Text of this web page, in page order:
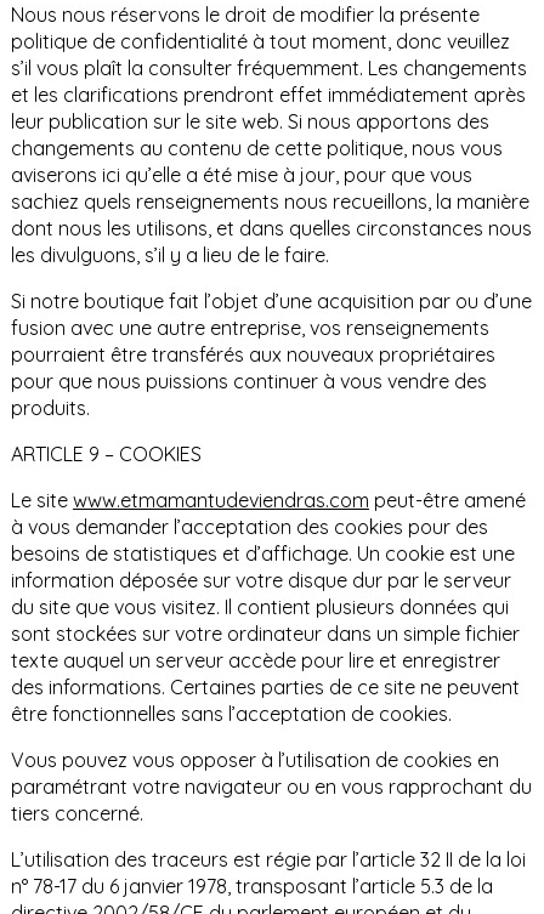
Nous nous réservons le droit de modifier la présente
politique de confidentialité à tout moment, donc veuillez
s’il vous plaît la consulter fréquemment. Les changements
et les clarifications prendront effet immédiatement après
leur publication sur le site web. Si nous apportons des
changements au contenu de cette politique, nous vous
aviserons ici qu’elle a été mise à jour, pour que vous
sachiez quels renseignements nous recueillons, la manière
dont nous les utilisons, et dans quelles circonstances nous
les divulguons, s’il y a lieu de le faire.
Si notre boutique fait l’objet d’une acquisition par ou d’une
fusion avec une autre entreprise, vos renseignements
pourraient être transférés aux nouveaux propriétaires
pour que nous puissions continuer à vous vendre des
produits.
ARTICLE 9 – COOKIES
Le site www.etmamantudeviendras.com peut-être amené
à vous demander l’acceptation des cookies pour des
besoins de statistiques et d’affichage. Un cookie est une
information déposée sur votre disque dur par le serveur
du site que vous visitez. Il contient plusieurs données qui
sont stockées sur votre ordinateur dans un simple fichier
texte auquel un serveur accède pour lire et enregistrer
des informations. Certaines parties de ce site ne peuvent
être fonctionnelles sans l’acceptation de cookies.
Vous pouvez vous opposer à l’utilisation de cookies en
paramétrant votre navigateur ou en vous rapprochant du
tiers concerné.
L’utilisation des traceurs est régie par l’article 32 II de la loi
n° 78-17 du 6 janvier 1978, transposant l’article 5.3 de la